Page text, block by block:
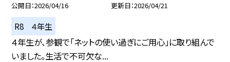
公開日 2026/04/16 更新日 2026/04/21
R8 ４年生
４年生が、参観で「ネットの使い過ぎにご用心」に取り組んで
いました。生活で不可欠な...